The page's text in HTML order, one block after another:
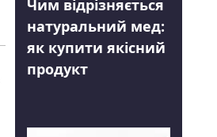
Чим відрізняється
натуральний мед:
як купити якісний
продукт